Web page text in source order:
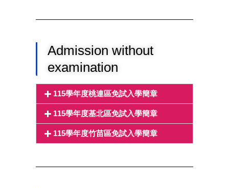
Admission without
examination
115學年度桃連區免試入學簡章
115學年度基北區免試入學簡章
115學年度竹苗區免試入學簡章